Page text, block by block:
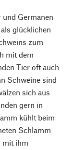
und Germanen
glücklichen
zum
mit dem
Tier oft auch
Schweine sind
sich aus
gern in
kühlt beim
Schlamm
mit ihm